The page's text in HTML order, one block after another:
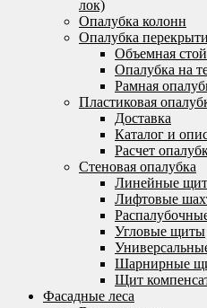
лок)
Опалубка колонн
Опалубка
Объемная
Опалубка на
Рамная
Пластиковая
Доставка
Каталог и
Расчет
Стеновая опалубка
Линейные
Лифтовые
Угловые щиты
Шарнирные
Щит
Фасадные леса